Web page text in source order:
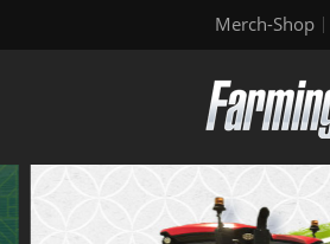
Merch-Shop